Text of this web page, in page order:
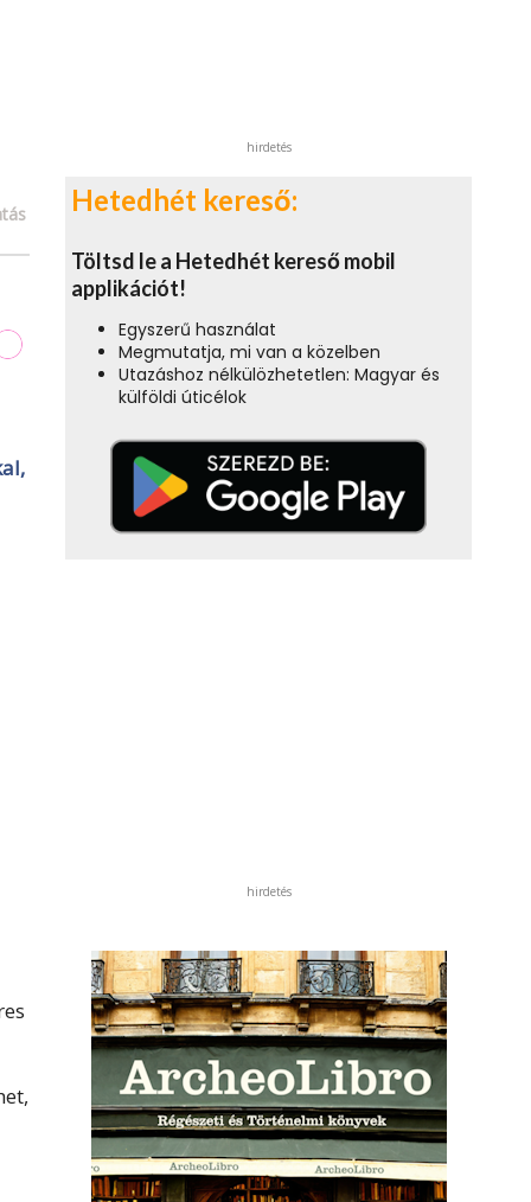
hirdetés
Hetedhét kereső:
Töltsd le a Hetedhét kereső mobil
applikációt!
Egyszerű használat
Megmutatja, mi van a közelben
Utazáshoz nélkülözhetetlen: Magyar és
külföldi úticélok
hirdetés